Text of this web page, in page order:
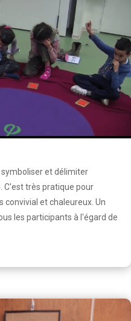
et délimiter
C'est très pratique pour
convivial et chaleureux. Un
les participants à l'égard de